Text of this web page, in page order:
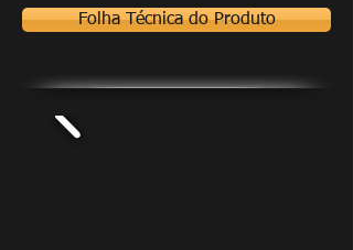
Folha Técnica do Produto